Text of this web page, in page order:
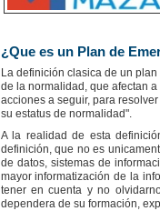
¿Que es un Plan de
La definición clasica de un
de la normalidad, que afectan
acciones a seguir, para
su estatus de normalidad".
A la realidad de esta
definición, que no es
de datos, sistemas de
mayor informatización de la
tener en cuenta y no
dependera de su formación,